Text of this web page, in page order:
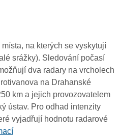
na kterých se vyskytují
srážky). Sledování počasí
dva radary na vrcholech
na Drahanské
km a jejich provozovatelem
ústav. Pro odhad intenzity
vyjadřují hodnotu radarové